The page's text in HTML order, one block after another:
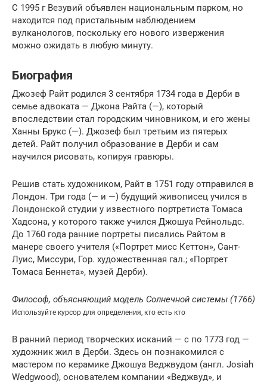
С 1995 г Везувий объявлен национальным парком, но
находится под пристальным наблюдением
вулканологов, поскольку его нового извержения
можно ожидать в любую минуту.
Биография
Джозеф Райт родился 3 сентября 1734 года в Дерби в
семье адвоката — Джона Райта (—), который
впоследствии стал городским чиновником, и его жены
Ханны Брукс (—). Джозеф был третьим из пятерых
детей. Райт получил образование в Дерби и сам
научился рисовать, копируя гравюры.
Решив стать художником, Райт в 1751 году отправился в
Лондон. Три года (— и —) будущий живописец учился в
Лондонской студии у известного портретиста Томаса
Хадсона, у которого также учился Джошуа Рейнольдс.
До 1760 года ранние портреты писались Райтом в
манере своего учителя («Портрет мисс Кеттон», Сант-
Луис, Миссури, Гор. художественная гал.; «Портрет
Томаса Беннета», музей Дерби).
Философ, объясняющий модель Солнечной системы (1766)
Используйте курсор для определения, кто есть кто
В ранний период творческих исканий — с по 1773 год —
художник жил в Дерби. Здесь он познакомился с
мастером по керамике Джошуа Веджвудом (англ. Josiah
Wedgwood), основателем компании «Веджвуд», и